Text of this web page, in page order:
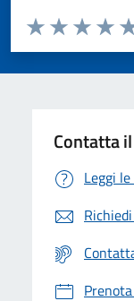
Valuta da 1 a 5 stelle
Valuta 3
Valuta 2
Valuta 1 stelle su
Contatta
Leggi